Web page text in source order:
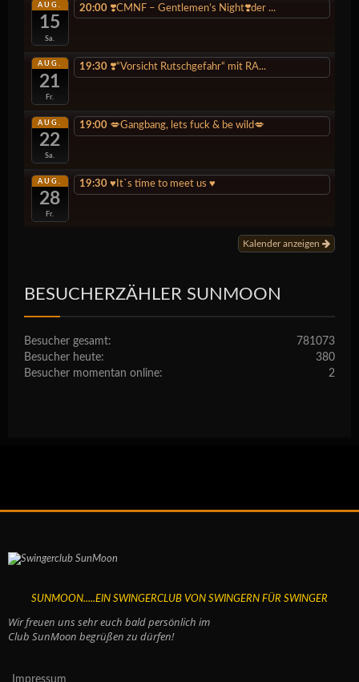
AUG.
15
Sa.
20:00 ❣️CMNF – Gentlemen’s Night❣️der ...
AUG.
21
Fr.
19:30 ❣️“Vorsicht Rutschgefahr“ mit RA...
AUG.
22
Sa.
19:00 💋Gangbang, lets fuck & be wild💋
AUG.
28
Fr.
19:30 ♥️It`s time to meet us ♥️
Kalender anzeigen
BESUCHERZÄHLER SUNMOON
781073
Besucher gesamt:
380
Besucher heute:
2
Besucher momentan online:
SUNMOON.....EIN SWINGERCLUB VON SWINGERN FÜR SWINGER
Wir freuen uns sehr euch bald persönlich im
Club SunMoon begrüßen zu dürfen!